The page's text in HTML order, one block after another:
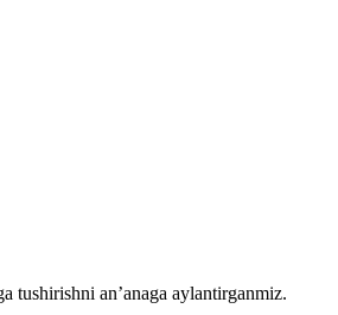
tushirishni an’anaga aylantirganmiz.